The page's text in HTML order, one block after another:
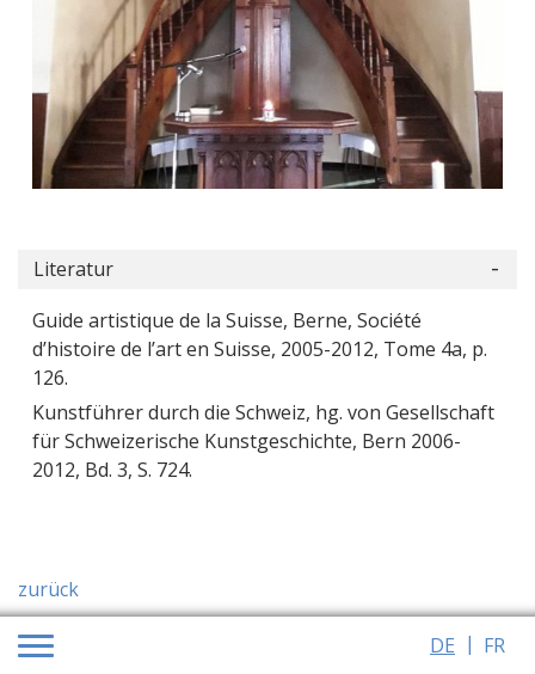
DE FR
Literatur
Guide artistique de la Suisse, Berne, Société
d’histoire de l’art en Suisse, 2005-2012, Tome 4a, p.
126.
Kunstführer durch die Schweiz, hg. von Gesellschaft
für Schweizerische Kunstgeschichte, Bern 2006-
2012, Bd. 3, S. 724.
zurück